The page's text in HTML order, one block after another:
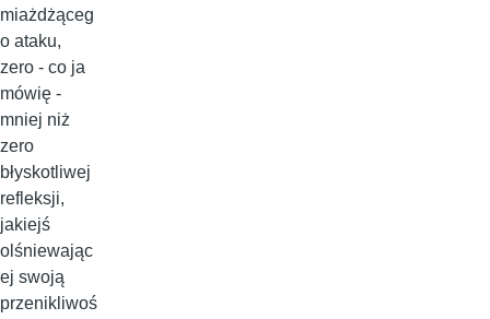
miażdżąceg
o ataku,
zero - co ja
mówię -
mniej niż
zero
błyskotliwej
refleksji,
jakiejś
olśniewając
ej swoją
przenikliwoś